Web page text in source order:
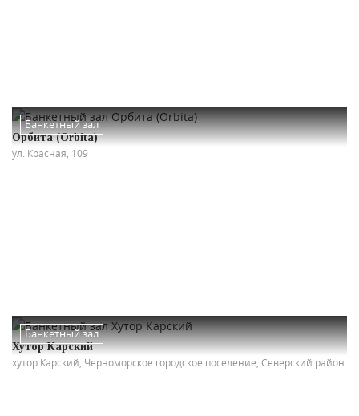
Банкетный зал
Орбита (Orbita)
ул. Красная, 109
Банкетный зал
Хутор Карский
хутор Карский, Черноморское городское поселение, Северский район